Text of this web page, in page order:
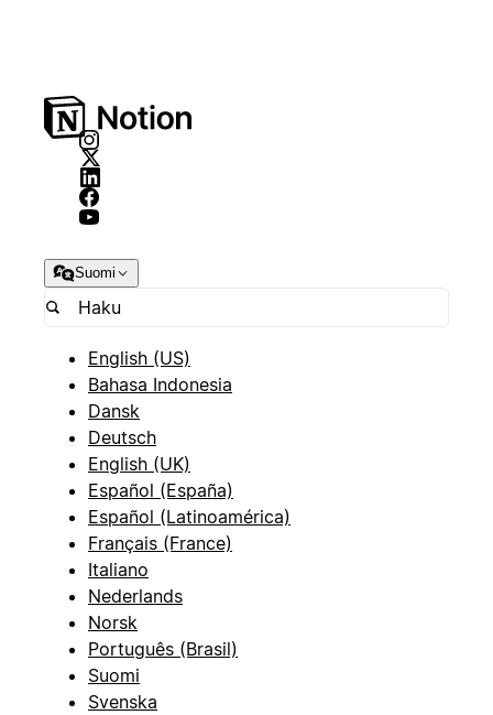
Suomi
English (US)
Bahasa Indonesia
Dansk
Deutsch
English (UK)
Español (España)
Español (Latinoamérica)
Français (France)
Italiano
Nederlands
Norsk
Português (Brasil)
Suomi
Svenska